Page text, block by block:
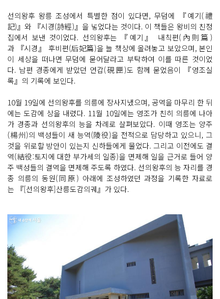
선의왕후 왕릉 조성에서 특별한 점이 있다면, 무덤에 『예기(禮
記)』와 『시경(詩經)』을 넣었다는 것이다. 이 책들은 왕비의 친정
집에서 보낸 것이었다. 선의왕후는 『예기』 내칙편(內則篇)
과 『시경』 후비편(后妃篇)을 늘 책상에 올려놓고 보았으며, 본인
이 세상을 떠나면 무덤에 묻어달라고 부탁하여 이를 따른 것이었
다. 남편 경종에게 받았던 연갑(硯匣)도 함께 묻었음이 『영조실
록』의 기록에 보인다.
10월 19일에 선의왕후를 의릉에 장사지냈으며, 공역을 마무리 한 뒤
에는 도감에 상을 내렸다. 11월 10일에는 영조가 친히 의릉에 나아
가 경종과 선의왕후의 능을 차례로 살펴보았다. 이때 영조는 양주
(楊州)의 백성들이 새 능역(陵役)을 전적으로 담당하고 있으니, 그
것을 위로할 방안이 있는지 신하들에게 물었다. 그리고 이전에도 결
역(結役:토지에 대한 부가세의 일종)을 면제해 일을 근거로 들어 양
주 백성들의 결역을 면제해 주도록 하였다. 선의왕후의 능 자리를 경
종 의릉의 동원(同原) 아래에 조성하였던 과정을 기록한 자료로
는 『[선의왕후]산릉도감의궤』가 있다.